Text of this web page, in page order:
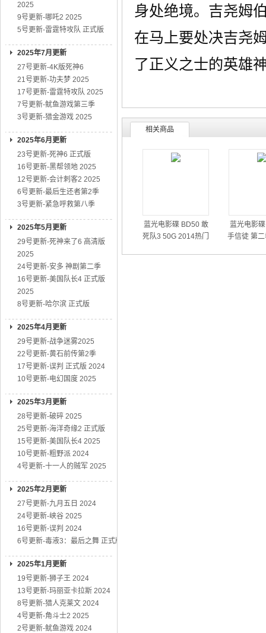
2025
9号更新-哪吒2 2025
5号更新-雷霆特攻队 正式版
2025年7月更新
27号更新-4K版死神6
21号更新-功夫梦 2025
17号更新-雷霆特攻队 2025
7号更新-鱿鱼游戏第三季
3号更新-猎金游戏 2025
2025年6月更新
23号更新-死神6 正式版
16号更新-黑帮领地 2025
12号更新-会计刺客2 2025
6号更新-最后生还者第2季
3号更新-紧急呼救第八季
2025年5月更新
29号更新-死神来了6 高清版
2025
24号更新-安多 神剧第二季
16号更新-美国队长4 正式版
2025
8号更新-哈尔滨 正式版
2025年4月更新
29号更新-战争迷雾2025
22号更新-黄石前传第2季
17号更新-误判 正式版 2024
10号更新-电幻国度 2025
2025年3月更新
28号更新-破碎 2025
25号更新-海洋奇缘2 正式版
15号更新-美国队长4 2025
10号更新-粗野派 2024
4号更新-十一人的贼军 2025
2025年2月更新
27号更新-九月五日 2024
24号更新-峡谷 2025
16号更新-误判 2024
6号更新-毒液3：最后之舞 正式版
2025年1月更新
19号更新-狮子王 2024
13号更新-玛丽亚卡拉斯 2024
8号更新-猎人克莱文 2024
4号更新-角斗士2 2025
2号更新-鱿鱼游戏 2024
身处绝境。吉尧姆
在马上要处决吉尧
了正义之士的英雄
相关商品
蓝光电影碟 BD50 敢
死队3 50G 2014热门
蓝光电影
手信徒 第